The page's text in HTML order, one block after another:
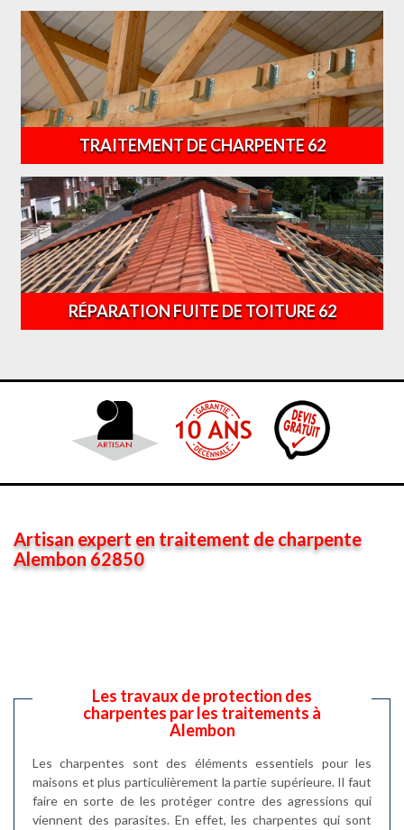
TRAITEMENT DE CHARPENTE 62
RÉPARATION FUITE DE TOITURE 62
Artisan expert en traitement de charpente
Alembon 62850
Les travaux de protection des
charpentes par les traitements à
Alembon
Les charpentes sont des éléments essentiels pour les
maisons et plus particulièrement la partie supérieure. Il faut
faire en sorte de les protéger contre des agressions qui
viennent des parasites. En effet, les charpentes qui sont